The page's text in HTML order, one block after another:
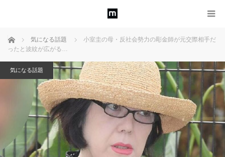
ホーム 気になる話題
小室圭の母・反社会勢力の彫金師が元交際相手だ
ったと波紋が広がる…
気になる話題